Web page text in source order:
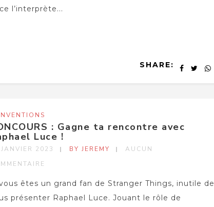
l’interprète...
SHARE:
: Gagne ta rencontre avec
Luce !
2023 BY JEREMY
AUCUN
êtes un grand fan de Stranger Things, inutile de
présenter Raphael Luce. Jouant le rôle de